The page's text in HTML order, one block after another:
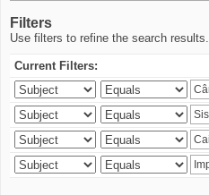
Filters
Use filters to refine the search results.
Current Filters: